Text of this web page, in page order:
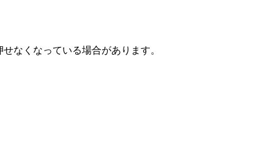
なくなっている場合があります。